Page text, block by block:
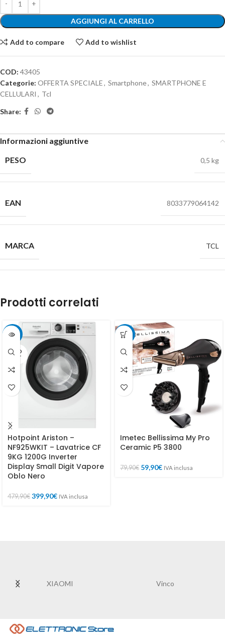
AGGIUNGI AL CARRELLO
Add to compare Add to wishlist
COD: 43405
Categorie: OFFERTA SPECIALE, Smartphone, SMARTPHONE E
CELLULARI , Tcl
Share:
Informazioni aggiuntive
PESO
0,5 kg
EAN 8033779064142
MARCA TCL
Prodotti correlati
-17%
SOLD
OUT
Hotpoint Ariston –
NF925WKIT – Lavatrice CF
9KG 1200G Inverter
Display Small Digit Vapore
Oblo Nero
479,90€ 399,90€ IVA inclusa
-25%
Imetec Bellissima My Pro
Ceramic P5 3800
79,90€ 59,90€ IVA inclusa
XIAOMI Vinco